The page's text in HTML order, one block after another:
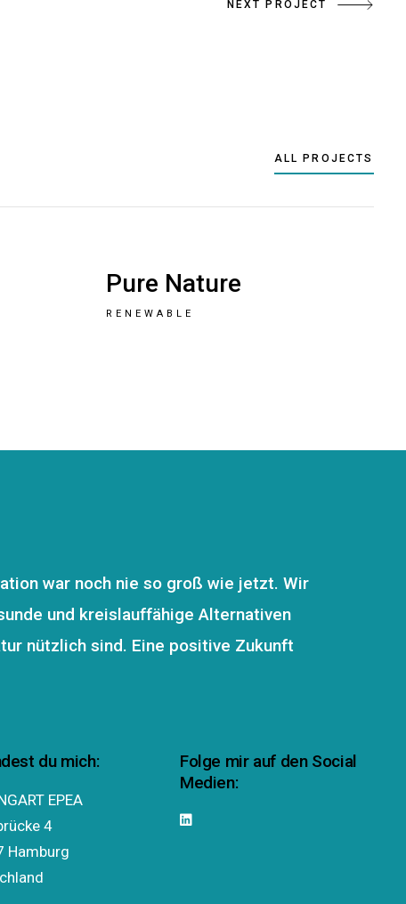
NEXT PROJECT
ALL PROJECTS
Pure Nature
RENEWABLE
war noch nie so groß wie jetzt. Wir
und kreislauffähige Alternativen
nützlich sind. Eine positive Zukunft
du mich:
EPEA
4
Hamburg
Folge mir auf den Social
Medien: